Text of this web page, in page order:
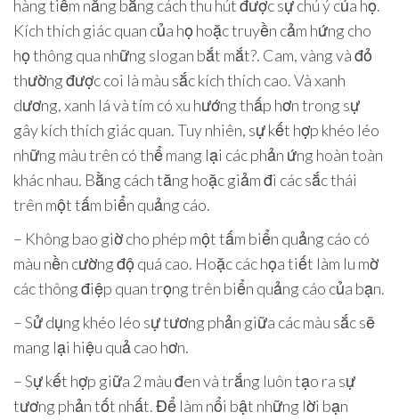
hàng tiềm năng bằng cách thu hút được sự chú ý của họ.
Kích thích giác quan của họ hoặc truyền cảm hứng cho
họ thông qua những slogan bắt mắt?. Cam, vàng và đỏ
thường được coi là màu sắc kích thích cao. Và xanh
dương, xanh lá và tím có xu hướng thấp hơn trong sự
gây kích thích giác quan. Tuy nhiên, sự kết hợp khéo léo
những màu trên có thể mang lại các phản ứng hoàn toàn
khác nhau. Bằng cách tăng hoặc giảm đi các sắc thái
trên một tấm biển quảng cáo.
– Không bao giờ cho phép một tấm biển quảng cáo có
màu nền cường độ quá cao. Hoặc các họa tiết làm lu mờ
các thông điệp quan trọng trên biển quảng cáo của bạn.
– Sử dụng khéo léo sự tương phản giữa các màu sắc sẽ
mang lại hiệu quả cao hơn.
– Sự kết hợp giữa 2 màu đen và trắng luôn tạo ra sự
tương phản tốt nhất. Để làm nổi bật những lời bạn